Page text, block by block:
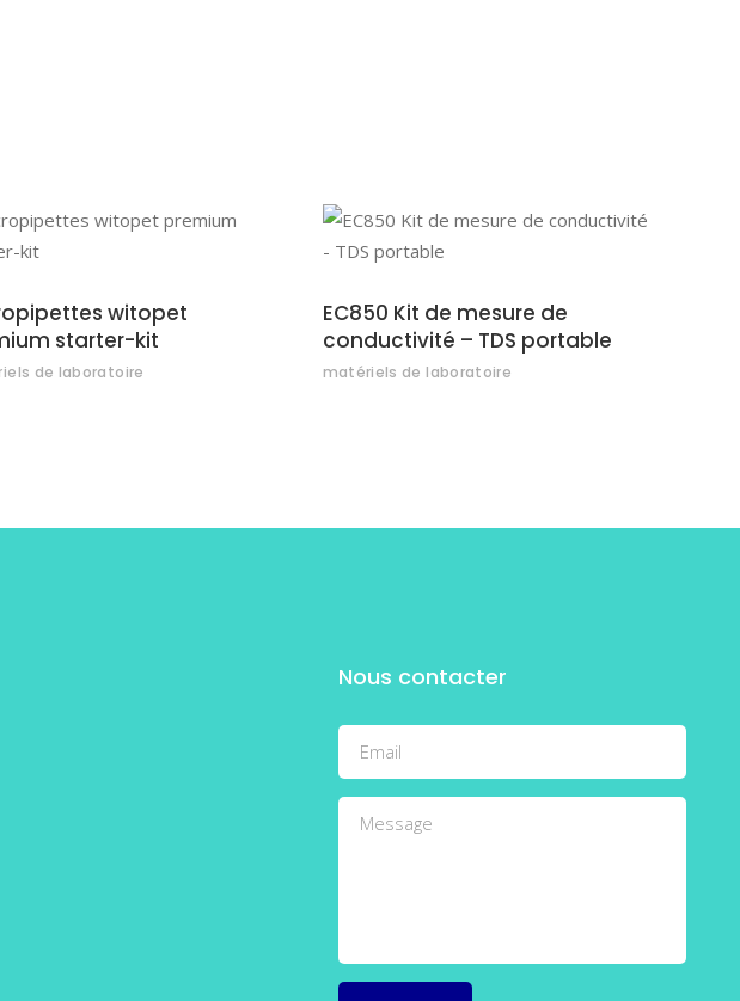
witopet
starter-kit
de laboratoire
AJOUTER AU DEVIS
EC850 Kit de mesure de
conductivité – TDS portable
matériels de laboratoire
Nous contacter